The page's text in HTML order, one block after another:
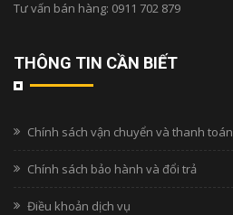
Tư vấn bán hàng: 0911 702 879
THÔNG TIN CẦN BIẾT
Chính sách vận chuyển và thanh toán
Chính sách bảo hành và đổi trả
Điều khoản dịch vụ